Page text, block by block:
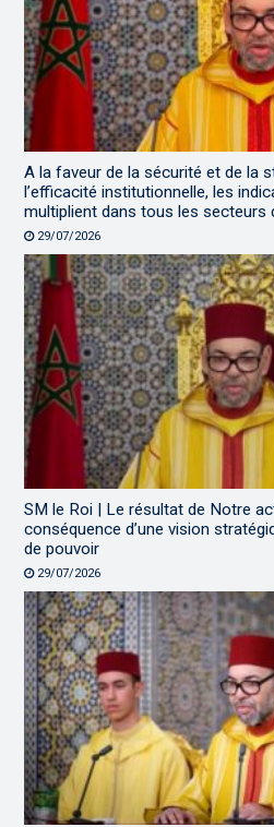
A la faveur de la sécurité et de la
l’efficacité institutionnelle, les
multiplient dans tous les secteurs
29/07/2026
SM le Roi | Le résultat de Notre
conséquence d’une vision
de pouvoir
29/07/2026